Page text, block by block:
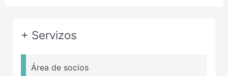
+ Servizos
Área de socios